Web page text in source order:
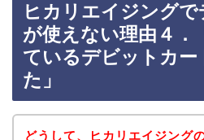
ヒカリエイジング
が使えない理由４．
ているデビットカー
た」
どうして、ヒカリエイジング